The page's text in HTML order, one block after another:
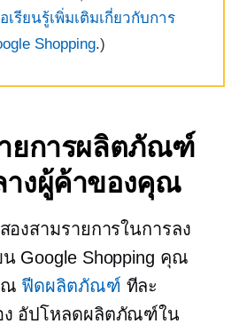
เรียนรู้เพิ่มเติมเกี่ยวกับการ
Shopping.)
ยการผลิตภัณฑ์
างผู้ค้าของคุณ
งสามรายการในการลง
Google Shopping คุณ
ณ ฟีดผลิตภัณฑ์ ทีละ
อัปโหลดผลิตภัณฑ์ใน